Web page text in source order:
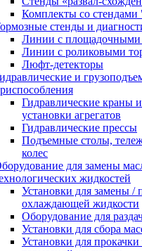
Комплекты со стендами
стенды и
Линии с площадочными
Линии с роликовыми
Люфт-детекторы
и
Гидравлические краны
установки агрегатов
Гидравлические прессы
Подъемные столы,
колес
для замены
жидкостей
Установки для замены /
охлаждающей жидкости
Оборудование для
Установки для сбора
Установки для